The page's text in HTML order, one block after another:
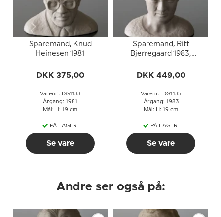
Sparemand, Knud
Heinesen 1981
DKK 375,00
Varenr.: DG1133
Årgang: 1981
Mål: H: 19 cm
PÅ LAGER
Se vare
Sparemand, Ritt
Bjerregaard 1983,
DKK 449,00
Varenr.: DG1135
Årgang: 1983
Mål: H: 19 cm
PÅ LAGER
Se vare
Andre ser også på: